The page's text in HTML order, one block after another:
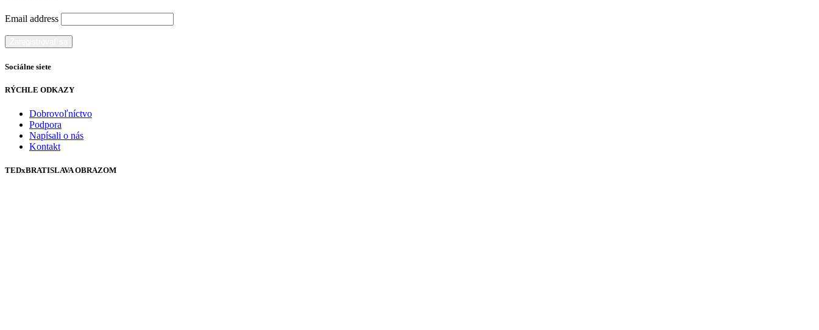
Email address
Sociálne siete
RÝCHLE ODKAZY
Dobrovoľníctvo
Podpora
Napísali o nás
Kontakt
TEDxBRATISLAVA OBRAZOM